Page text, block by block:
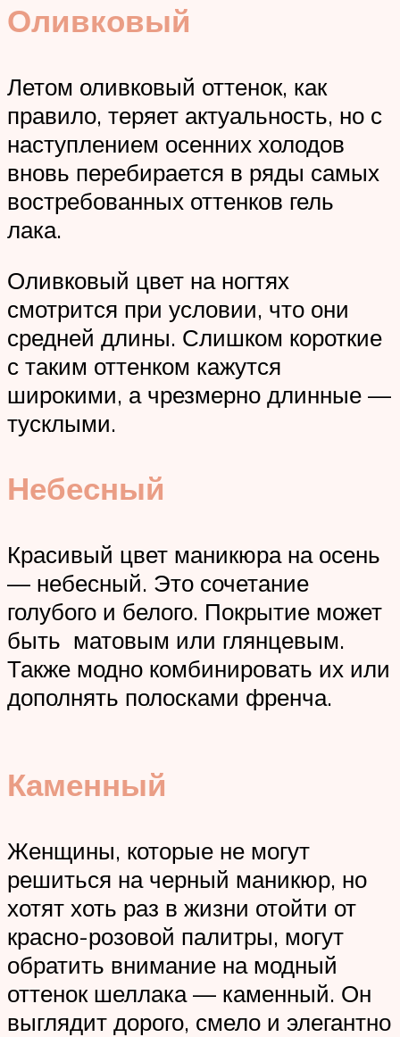
Оливковый
Летом оливковый оттенок, как
правило, теряет актуальность, но с
наступлением осенних холодов
вновь перебирается в ряды самых
востребованных оттенков гель
лака.
Оливковый цвет на ногтях
смотрится при условии, что они
средней длины. Слишком короткие
с таким оттенком кажутся
широкими, а чрезмерно длинные —
тусклыми.
Небесный
Красивый цвет маникюра на осень
— небесный. Это сочетание
голубого и белого. Покрытие может
быть матовым или глянцевым.
Также модно комбинировать их или
дополнять полосками френча.
Каменный
Женщины, которые не могут
решиться на черный маникюр, но
хотят хоть раз в жизни отойти от
красно-розовой палитры, могут
обратить внимание на модный
оттенок шеллака — каменный. Он
выглядит дорого, смело и элегантно